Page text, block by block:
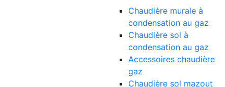
Chaudière murale à
condensation au gaz
Chaudière sol à
condensation au gaz
Accessoires chaudière
gaz
Chaudière sol mazout